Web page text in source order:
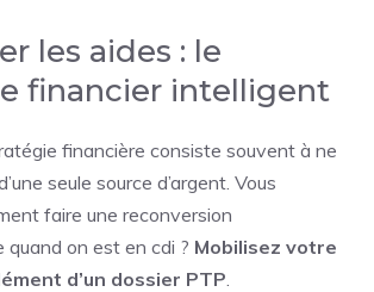
les aides : le
financier intelligent
financière consiste souvent à ne
seule source d’argent. Vous
faire une reconversion
quand on est en cdi ? Mobilisez votre
d’un dossier PTP.